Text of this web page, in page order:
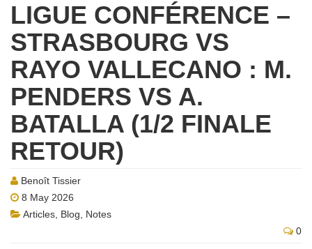
LIGUE CONFÉRENCE –
STRASBOURG VS
RAYO VALLECANO : M.
PENDERS VS A.
BATALLA (1/2 FINALE
RETOUR)
Benoît Tissier
8 May 2026
Articles Blog
Notes
0